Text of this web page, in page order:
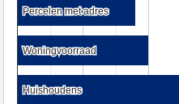
Percelen met adres
Percelen met adres
Woningvoorraad
Woningvoorraad
Huishoudens
Huishoudens